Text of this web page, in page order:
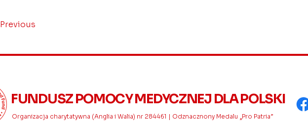
Previous
FUNDUSZ POMOCY MEDYCZNEJ DLA POLSKI
Organizacja charytatywna (Anglia i Walia) nr 284461 | Odznacznony Medalu „Pro Patria”